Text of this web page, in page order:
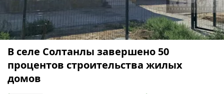
В селе Солтанлы завершено 50
процентов строительства жилых
домов